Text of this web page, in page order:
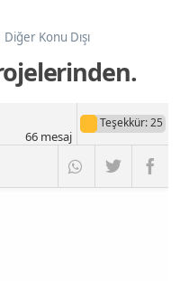
Diğer Konu Dışı
Teşekkür: 25
66mesaj